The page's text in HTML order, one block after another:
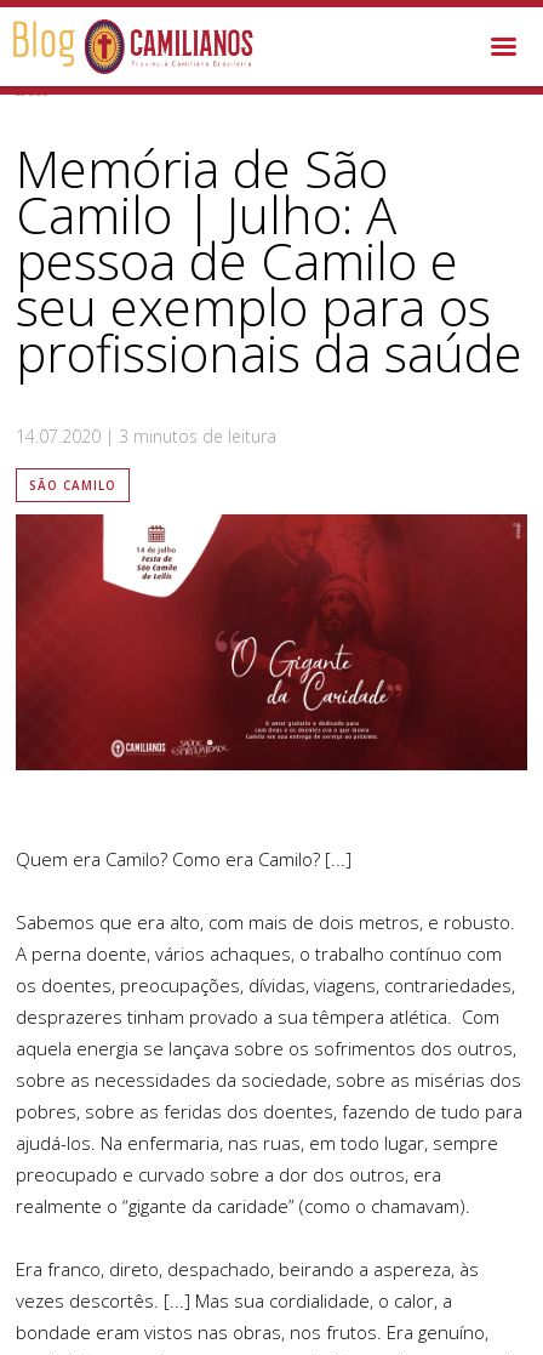
São Camilo /
Memória de São Camilo | Julho: A pessoa de Camilo e seu exemplo para os profissionais da
saúde
Memória de São
Camilo | Julho: A
pessoa de Camilo e
seu exemplo para os
profissionais da saúde
14.07.2020 | 3 minutos de leitura
SÃO CAMILO
Quem era Camilo? Como era Camilo? [...]
Sabemos que era alto, com mais de dois metros, e robusto.
A perna doente, vários achaques, o trabalho contínuo com
os doentes, preocupações, dívidas, viagens, contrariedades,
desprazeres tinham provado a sua têmpera atlética. Com
aquela energia se lançava sobre os sofrimentos dos outros,
sobre as necessidades da sociedade, sobre as misérias dos
pobres, sobre as feridas dos doentes, fazendo de tudo para
ajudá-los. Na enfermaria, nas ruas, em todo lugar, sempre
preocupado e curvado sobre a dor dos outros, era
realmente o “gigante da caridade” (como o chamavam).
Era franco, direto, despachado, beirando a aspereza, às
vezes descortês. [...] Mas sua cordialidade, o calor, a
bondade eram vistos nas obras, nos frutos. Era genuíno,